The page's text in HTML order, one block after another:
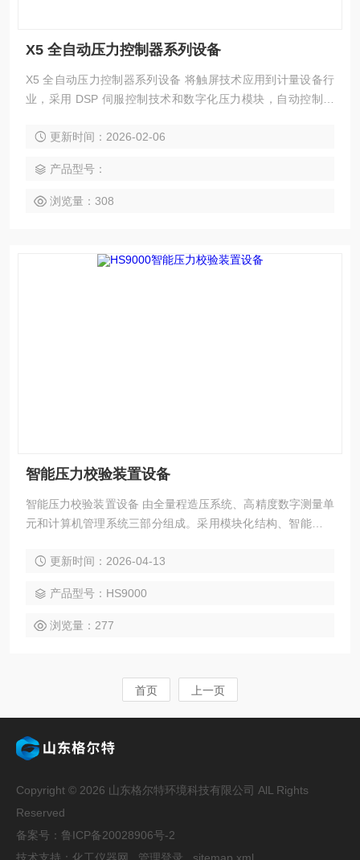
X5 全自动压力控制器系列设备
X5 全自动压力控制器系列设备 将触屏技术应用到计量设备行
业，采用 DSP 伺服控制技术和数字化压力模块，自动控制系
的检定实现全过程自动化，结合软件自动实现大量繁琐的压力
更新时间：2026-02-06
产品型号：
浏览量：308
智能压力校验装置设备
智能压力校验装置设备 由全量程造压系统、高精度数字测量单
元和计算机管理系统三部分组成。采用模块化结构、智能化管
需要，使大量繁琐的数据记录、计算、建档工作由计算机软件
检定装置。
更新时间：2026-04-13
产品型号：HS9000
浏览量：277
首页 上一页
Copyright © 2026 山东格尔特环境科技有限公司 AlL Rights
Reserved
备案号：鲁ICP备20028906号-2